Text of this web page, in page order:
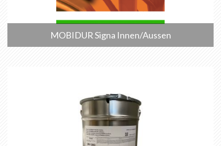
MOBIDUR Signa Innen/Aussen